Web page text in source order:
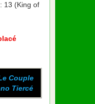
13 (King of
Couple
Tiercé